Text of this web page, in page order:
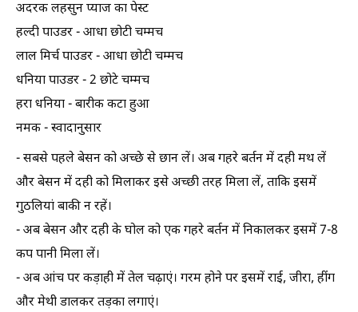
अदरक लहसुन प्याज का पेस्ट
हल्दी पाउडर - आधा छोटी चम्मच
लाल मिर्च पाउडर - आधा छोटी चम्मच
धनिया पाउडर - 2 छोटे चम्मच
हरा धनिया - बारीक कटा हुआ
नमक - स्वादानुसार
- सबसे पहले बेसन को अच्छे से छान लें। अब गहरे बर्तन में दही मथ लें
और बेसन में दही को मिलाकर इसे अच्छी तरह मिला लें, ताकि इसमें
गुठलियां बाकी न रहें।
- अब बेसन और दही के घोल को एक गहरे बर्तन में निकालकर इसमें 7-8
कप पानी मिला लें।
- अब आंच पर कड़ाही में तेल चढ़ाएं। गरम होने पर इसमें राई, जीरा, हींग
और मेथी डालकर तड़का लगाएं।